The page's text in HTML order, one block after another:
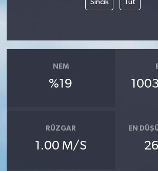
Sincik Tut
NEM
%19
RÜZGAR
1.00 M/S
EN
26